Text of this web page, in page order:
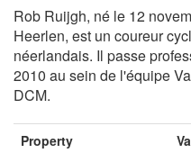
Rob Ruijgh, né le 12
Heerlen, est un coureur
néerlandais. Il passe
2010 au sein de l'équipe
DCM.
Property